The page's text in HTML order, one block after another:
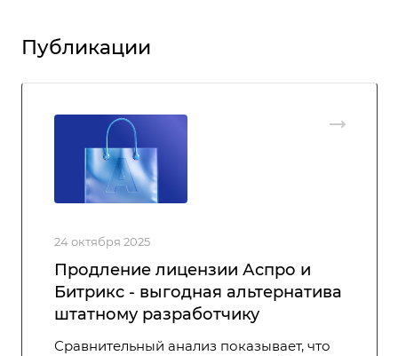
Публикации
24 октября 2025
Продление лицензии Аспро и
Битрикс - выгодная альтернатива
штатному разработчику
Сравнительный анализ показывает, что